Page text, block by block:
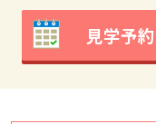
見学予約